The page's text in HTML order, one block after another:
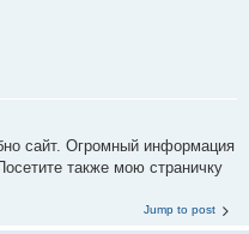
сайт. Огромный информация
также мою страничку
Jump to post